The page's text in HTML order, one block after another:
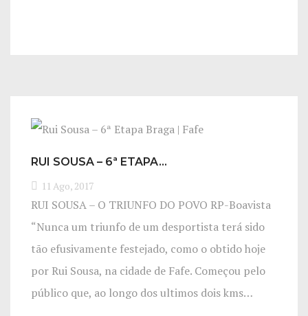
RUI SOUSA – 6ª ETAPA…
11 Ago, 2017
RUI SOUSA – O TRIUNFO DO POVO RP-Boavista
“Nunca um triunfo de um desportista terá sido
tão efusivamente festejado, como o obtido hoje
por Rui Sousa, na cidade de Fafe. Começou pelo
público que, ao longo dos ultimos dois kms…